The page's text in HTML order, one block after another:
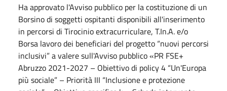
Ha approvato l'Avviso pubblico per la costituzione di un
Borsino di soggetti ospitanti disponibili all'inserimento
in percorsi di Tirocinio extracurriculare, T.In.A. e/o
Borsa lavoro dei beneficiari del progetto “nuovi percorsi
inclusivi” a valere sull'Avviso pubblico «PR FSE+
Abruzzo 2021-2027 – Obiettivo di policy 4 “Un'Europa
più sociale” – Priorità III “Inclusione e protezione